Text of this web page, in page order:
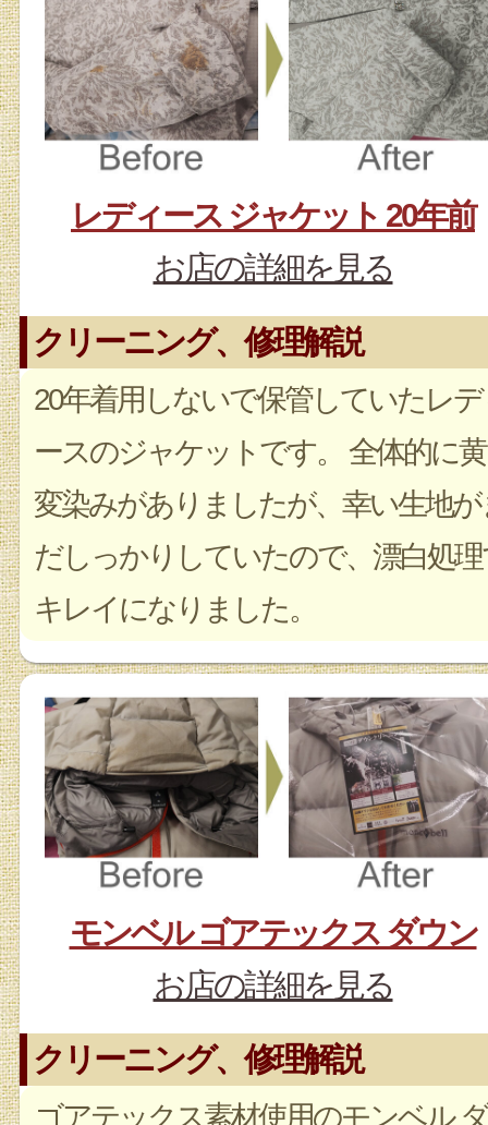
レディース ジャケット 20年前
お店の詳細を見る
クリーニング、修理解説
20年着用しないで保管していたレ
ースのジャケットです。 全体的に黄
変染みがありましたが、幸い生地が
だしっかりしていたので、漂白処
キレイになりました。
モンベル ゴアテックス ダウン
お店の詳細を見る
クリーニング、修理解説
ゴアテックス素材使用のモンベル ダ